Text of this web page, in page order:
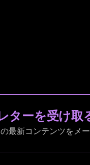
ターを受け取
最新コンテンツをメ